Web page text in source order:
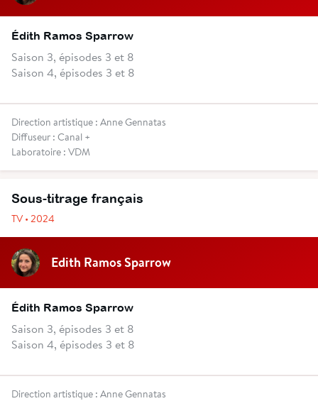
Édith Ramos Sparrow
Saison 3, épisodes 3 et 8
Saison 4, épisodes 3 et 8
Direction artistique : Anne Gennatas
Diffuseur : Canal +
Laboratoire : VDM
Sous-titrage français
TV • 2024
Edith Ramos Sparrow
Édith Ramos Sparrow
Saison 3, épisodes 3 et 8
Saison 4, épisodes 3 et 8
Direction artistique : Anne Gennatas